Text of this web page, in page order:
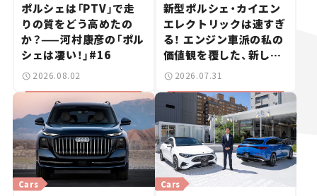
ポルシェは「PTV」で走
りの質をどう高めたの
か？——河村康彦の「ポル
シェは凄い！」#16
2026.08.02
新型ポルシェ・カイエン
エレクトリックは速すぎ
る！ エンジン車派の私の
価値観を覆した、新しい
ポルシェの走り。
2026.07.31
Cars Cars